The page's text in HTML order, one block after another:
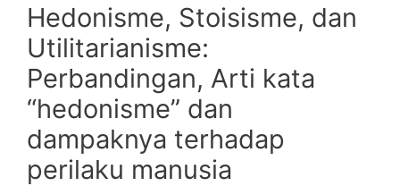
Hedonisme, Stoisisme, dan
Utilitarianisme:
Perbandingan, Arti kata
“hedonisme” dan
dampaknya terhadap
perilaku manusia